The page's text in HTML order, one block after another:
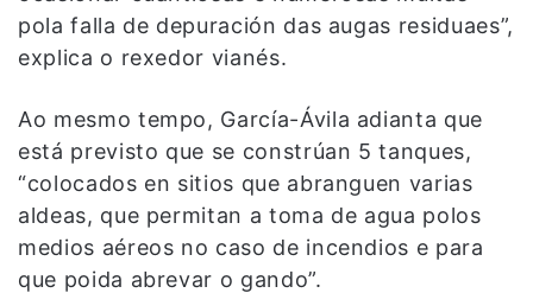
pola falla de depuración das augas residuaes”,
explica o rexedor vianés.
Ao mesmo tempo, García-Ávila adianta que
está previsto que se constrúan 5 tanques,
“colocados en sitios que abranguen varias
aldeas, que permitan a toma de agua polos
medios aéreos no caso de incendios e para
que poida abrevar o gando”.